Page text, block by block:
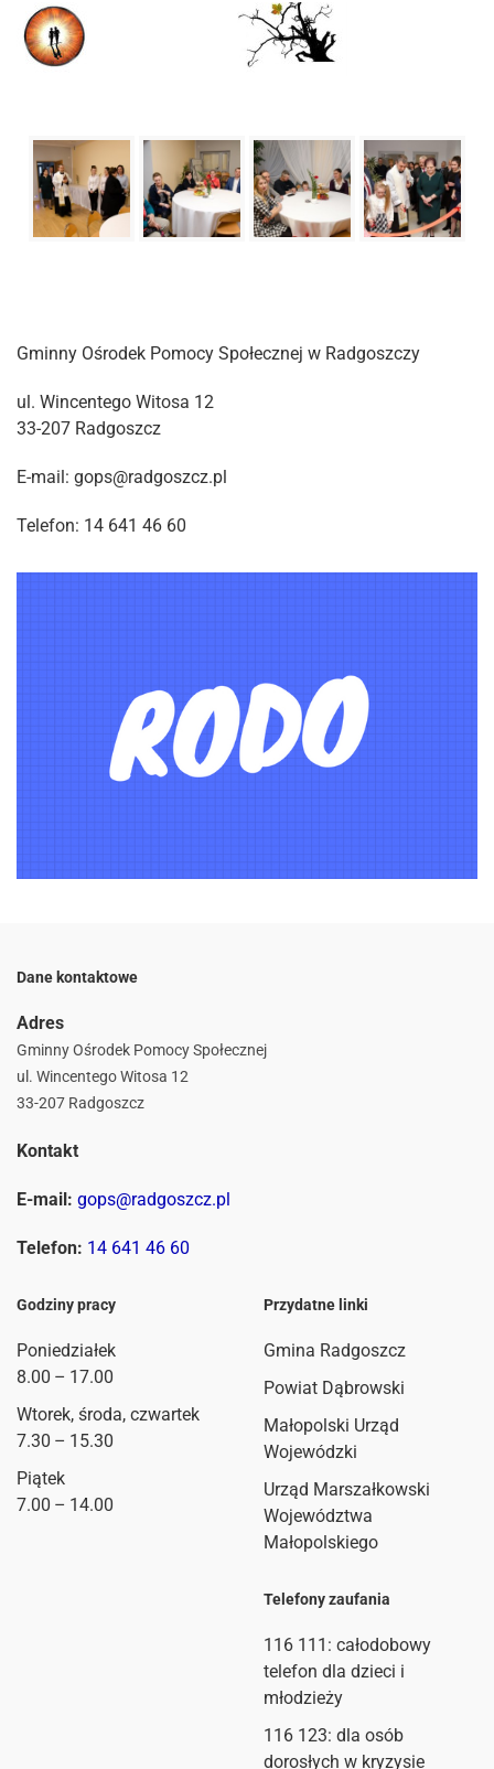
Gminny Ośrodek Pomocy Społecznej w Radgoszczy
ul. Wincentego Witosa 12
33-207 Radgoszcz
E-mail: gops@radgoszcz.pl
Telefon: 14 641 46 60
Dane kontaktowe
Adres
Gminny Ośrodek Pomocy Społecznej
ul. Wincentego Witosa 12
33-207 Radgoszcz
Kontakt
E-mail: gops@radgoszcz.pl
Telefon: 14 641 46 60
Godziny pracy
Poniedziałek
8.00 – 17.00
Wtorek, środa, czwartek
7.30 – 15.30
Piątek
7.00 – 14.00
Przydatne linki
Gmina Radgoszcz
Powiat Dąbrowski
Małopolski Urząd
Wojewódzki
Urząd Marszałkowski
Województwa
Małopolskiego
Telefony zaufania
116 111 : całodobowy
telefon dla dzieci i
młodzieży
116 123: dla osób
dorosłych w kryzysie